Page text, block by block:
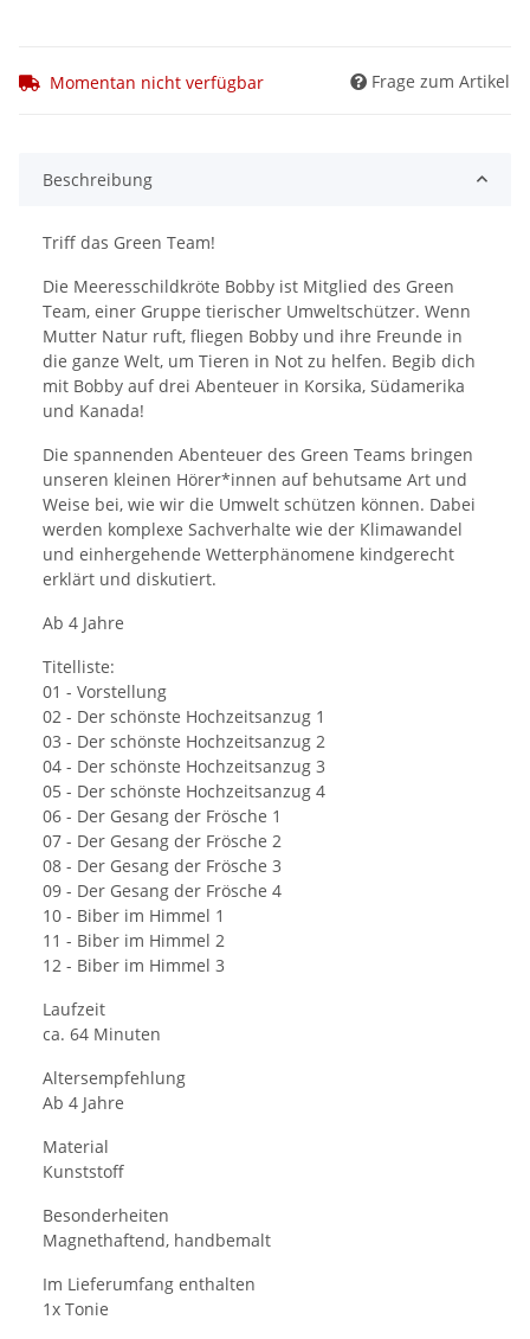
Momentan nicht verfügbar Frage zum Artikel
Beschreibung
Triff das Green Team!
Die Meeresschildkröte Bobby ist Mitglied des Green
Team, einer Gruppe tierischer Umweltschützer. Wenn
Mutter Natur ruft, fliegen Bobby und ihre Freunde in
die ganze Welt, um Tieren in Not zu helfen. Begib dich
mit Bobby auf drei Abenteuer in Korsika, Südamerika
und Kanada!
Die spannenden Abenteuer des Green Teams bringen
unseren kleinen Hörer*innen auf behutsame Art und
Weise bei, wie wir die Umwelt schützen können. Dabei
werden komplexe Sachverhalte wie der Klimawandel
und einhergehende Wetterphänomene kindgerecht
erklärt und diskutiert.
Ab 4 Jahre
Titelliste:
01 - Vorstellung
02 - Der schönste Hochzeitsanzug 1
03 - Der schönste Hochzeitsanzug 2
04 - Der schönste Hochzeitsanzug 3
05 - Der schönste Hochzeitsanzug 4
06 - Der Gesang der Frösche 1
07 - Der Gesang der Frösche 2
08 - Der Gesang der Frösche 3
09 - Der Gesang der Frösche 4
10 - Biber im Himmel 1
11 - Biber im Himmel 2
12 - Biber im Himmel 3
Laufzeit
ca. 64 Minuten
Altersempfehlung
Ab 4 Jahre
Material
Kunststoff
Besonderheiten
Magnethaftend, handbemalt
Im Lieferumfang enthalten
1x Tonie